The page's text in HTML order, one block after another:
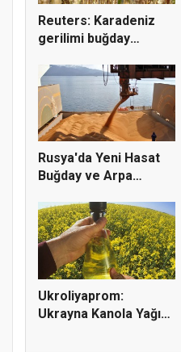
Reuters: Karadeniz
gerilimi buğday
Rusya'da Yeni Hasat
Buğday ve Arpa
Ukroliyaprom:
Ukrayna Kanola Yağı